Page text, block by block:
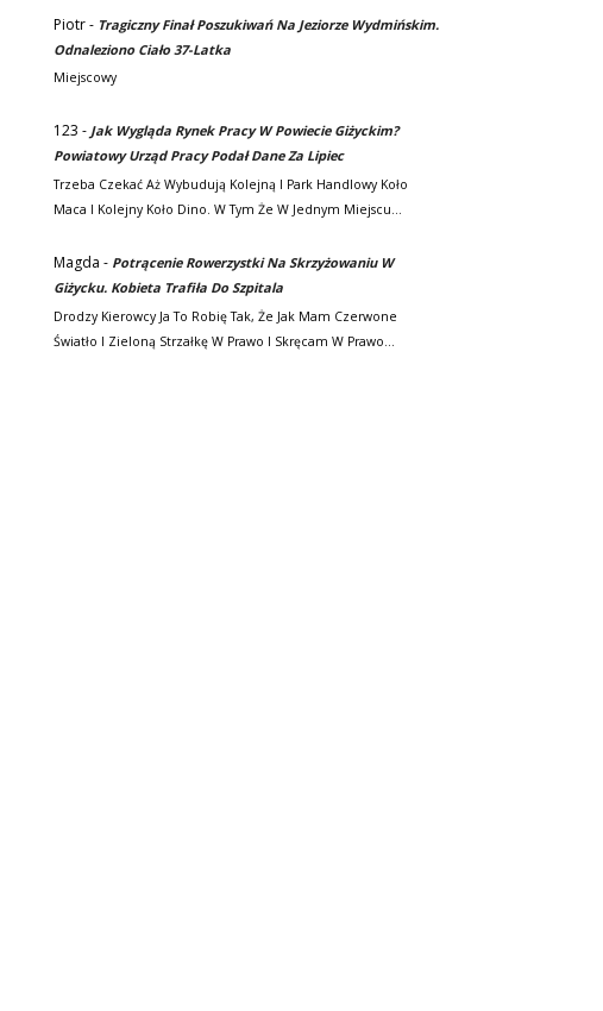
Piotr- Tragiczny Finał Poszukiwań Na Jeziorze Wydmińskim.
Odnaleziono Ciało 37-Latka
Miejscowy
123 - Jak Wygląda Rynek Pracy W Powiecie Giżyckim?
Powiatowy Urząd Pracy Podał Dane Za Lipiec
Trzeba Czekać Aż Wybudują Kolejną I Park Handlowy Koło
Maca I Kolejny Koło Dino. W Tym Że W Jednym Miejscu…
Magda - Potrącenie Rowerzystki Na Skrzyżowaniu W
Giżycku. Kobieta Trafiła Do Szpitala
Drodzy Kierowcy Ja To Robię Tak, Że Jak Mam Czerwone
Światło I Zieloną Strzałkę W Prawo I Skręcam W Prawo…